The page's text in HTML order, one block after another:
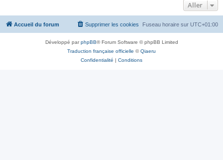
Aller
Accueil du forum Fuseau horaire sur UTC+01:00
Supprimer les cookies
Développé parphpBB® Forum Software © phpBB Limited
Traduction française officielle ©Qiaeru
Confidentialité | Conditions